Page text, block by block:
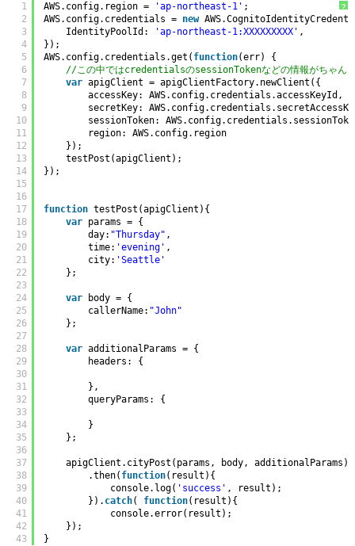
?
1
2
3
4
5
6
7
8
9
10
11
12
13
14
15
16
17
18
19
20
21
22
23
24
25
26
27
28
29
30
31
32
33
34
35
36
37
38
39
40
41
42
43
AWS.config.region = 'ap-northeast-1' ;
AWS.config.credentials = new
IdentityPoolId:
'ap-northeast-1:XXXXXXXXX' ,
});
AWS.config.credentials.get( function(err) {
//この中ではcredentialsのsessionTokenなどの情報がちゃんと
var apigClient = apigClientFactory.newClient({
accessKey: AWS.config.credentials.accessKeyId,
secretKey:
sessionToken:
region: AWS.config.region
});
testPost(apigClient);
});
function testPost(apigClient){
var params = {
day: "Thursday" ,
time: 'evening' ,
city: 'Seattle'
};
var
body = {
callerName: "John"
};
var additionalParams = {
headers: {
},
queryParams: {
}
};
apigClient.cityPost(params, body, additionalParams)
.then( function(result){
console.log( 'success' , result);
}). catch( function(result){
console.error(result);
});
}